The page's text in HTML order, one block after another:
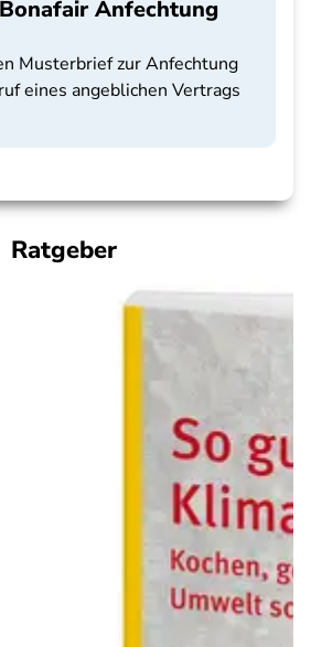
Anfechtung
Musterbrief zur Anfechtung
eines angeblichen Vertrags
Ratgeber